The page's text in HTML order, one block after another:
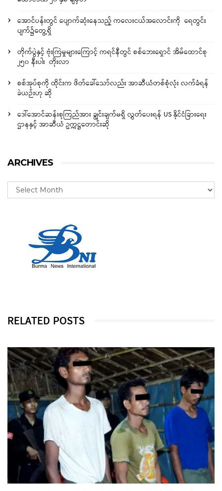
အောင်ပန်းတွင် ပျောက်ဆုံးနေသည့် ကလေးငယ်အလောင်းကို ရေတွင်း
ပျက်၌တွေ့ရှိ
တိုက်ပွဲနှင့် ဗုံးကြဲမှုများကြောင့် ကရင်နီတွင် စစ်ဘေးရှောင် အိမ်ထောင်စု
၂၅၀ နီးပါး တိုးလာ
စစ်အုပ်စုကို ထိုင်းက ဖိတ်ခေါ်သော်လည်း အာဆီယံတစ်စုံလုံး လက်ခံရန်
ခဲယဉ်းဟု ဆို
ဒေါ်အောင်ဆန်းစုကြည်အား ချွင်းချက်မရှိ လွှတ်ပေးရန် US နိုင်ငံခြားရေး
ဌာနနှင့် အာဆီယံ ဥက္ကဋ္ဌတောင်းဆို
ARCHIVES
RELATED POSTS